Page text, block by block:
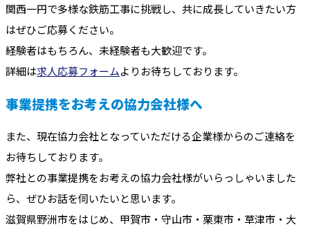
関西一円で多様な鉄筋工事に挑戦し、共に成長していきたい方
はぜひご応募ください。
経験者はもちろん、未経験者も大歓迎です。
詳細は求人応募フォームよりお待ちしております。
事業提携をお考えの協力会社様へ
また、現在協力会社となっていただける企業様からのご連絡を
お待ちしております。
弊社との事業提携をお考えの協力会社様がいらっしゃいました
ら、ぜひお話を伺いたいと思います。
滋賀県野洲市をはじめ、甲賀市・守山市・栗東市・草津市・大